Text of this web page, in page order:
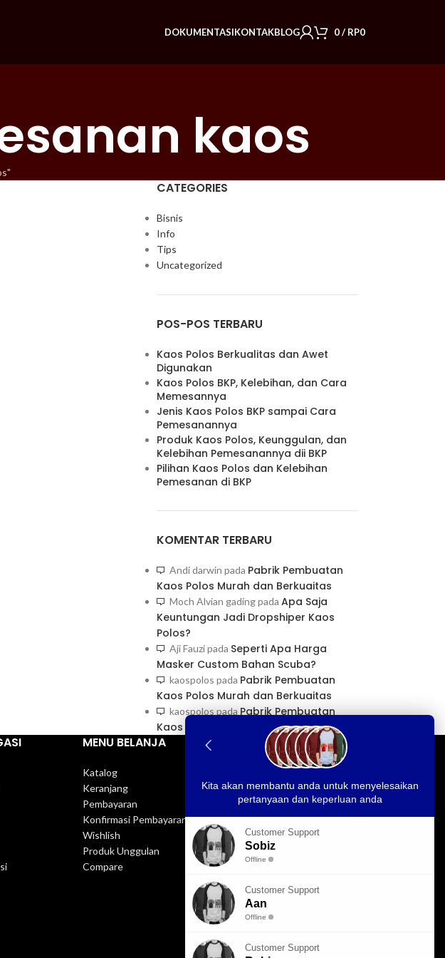
DOKUMENTASIKONTAKBLOG 0/ RP0
kaos
CATEGORIES
Bisnis
Info
Tips
Uncategorized
POS-POS TERBARU
Kaos Polos Berkualitas dan Awet
Digunakan
Kaos Polos BKP, Kelebihan, dan Cara
Memesannya
Jenis Kaos Polos BKP sampai Cara
Pemesanannya
Produk Kaos Polos, Keunggulan, dan
Kelebihan Pemesanannya dii BKP
Pilihan Kaos Polos dan Kelebihan
Pemesanan di BKP
KOMENTAR TERBARU
Andi darwin pada Pabrik Pembuatan
Kaos Polos Murah dan Berkuaitas
Moch Alvian gadingpada Apa Saja
Keuntungan Jadi Dropshiper Kaos
Polos?
Aji Fauzipada Seperti Apa Harga
Masker Custom Bahan Scuba?
kaospolos pada Pabrik Pembuatan
Kaos Polos Murah dan Berkuaitas
kaospolos padaPabrik Pembuatan
Kaos Polos Murah dan Berkuaitas
MENU BELANJA
Katalog
Keranjang
Pembayaran
Konfirmasi Pembayaran
Wishlish
Produk Unggulan
Compare
MENU INFORMASI
Cara Belanja
FAQ
Sale Produk
Syarat & Ketentuan
Privacy Policy
Kita akan membantu anda untuk menyelesaikan
pertanyaan dan keperluan anda
Customer Support
Sobiz
Offline
Customer Support
Aan
Offline
Customer Support